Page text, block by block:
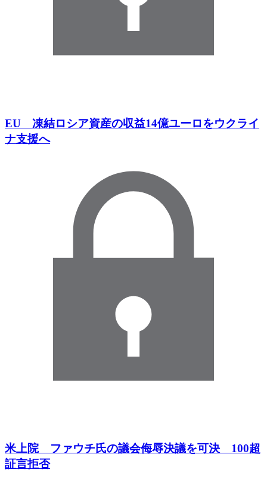
EU 凍結ロシア資産の収益14億ユーロをウクライ
ナ支援へ
米上院 ファウチ氏の議会侮辱決議を可決 100超
証言拒否